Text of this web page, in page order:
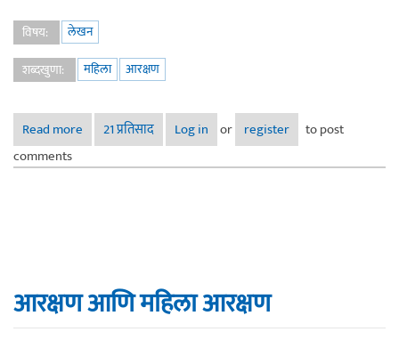
विषय:
लेखन
शब्दखुणा:
महिला आरक्षण
Read more about बस आरक्षण
21 प्रतिसाद Log in or register
to post
comments
आरक्षण आणि महिला आरक्षण